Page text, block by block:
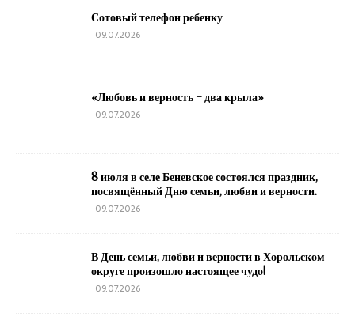
Сотовый телефон ребенку
09.07.2026
«Любовь и верность – два крыла»
09.07.2026
8 июля в селе Беневское состоялся праздник,
посвящённый Дню семьи, любви и верности.
09.07.2026
В День семьи, любви и верности в Хорольском
округе произошло настоящее чудо!
09.07.2026